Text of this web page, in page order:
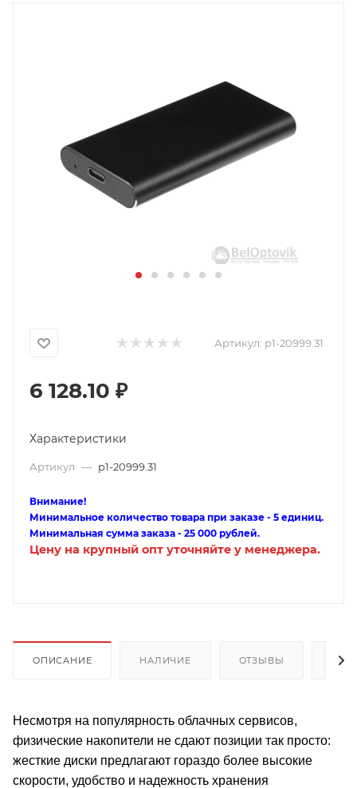
Артикул: p1-20999.31
6 128.10 ₽
Характеристики
Артикул — p1-20999.31
Внимание!
Минимальное количество товара при заказе - 5 единиц.
Минимальная сумма заказа - 25 000 рублей.
Цену на крупный опт уточняйте у менеджера.
ОПИСАНИЕ НАЛИЧИЕ ОТЗЫВЫ
Несмотря на популярность облачных сервисов,
физические накопители не сдают позиции так просто:
жесткие диски предлагают гораздо более высокие
скорости, удобство и надежность хранения